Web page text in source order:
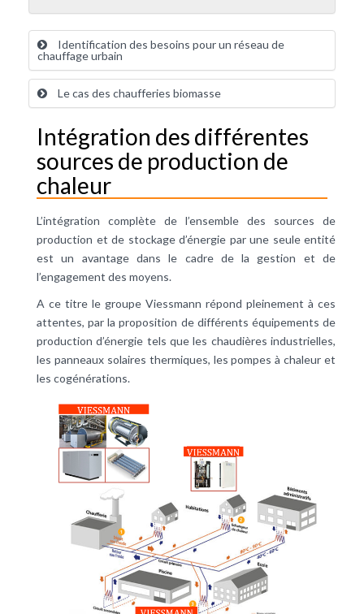
Identification des besoins pour un réseau de
chauffage urbain
Le cas des chaufferies biomasse
Intégration des différentes
sources de production de
chaleur
L’intégration complète de l’ensemble des sources de
production et de stockage d’énergie par une seule entité
est un avantage dans le cadre de la gestion et de
l’engagement des moyens.
A ce titre le groupe Viessmann répond pleinement à ces
attentes, par la proposition de différents équipements de
production d’énergie tels que les chaudières industrielles,
les panneaux solaires thermiques, les pompes à chaleur et
les cogénérations.